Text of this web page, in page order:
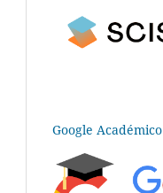
Google Académico